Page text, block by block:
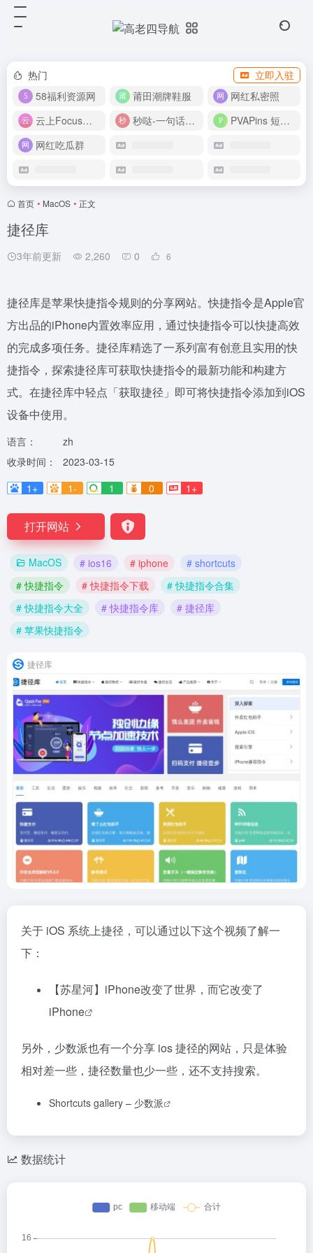
热门
立即入驻
58福利资源网
莆田潮牌鞋服
网红私密照
云上Focus接码平台
秒哒-一句话做应用
PVAPins 短信接码平台
网红吃瓜群
首页 • MacOS • 正文
捷径库
3年前更新 2,260 0 6
捷径库是苹果快捷指令规则的分享网站。快捷指令是Apple官
方出品的iPhone内置效率应用，通过快捷指令可以快捷高效
的完成多项任务。捷径库精选了一系列富有创意且实用的快
捷指令，探索捷径库可获取快捷指令的最新功能和构建方
式。在捷径库中轻点「获取捷径」即可将快捷指令添加到iOS
设备中使用。
语言：
zh
收录时间：
2023-03-15
1+
1- 1 0 1+
打开网站
MacOS # ios16 # iphone
# shortcuts
# 快捷指令
# 快捷指令下载
# 快捷指令合集
# 快捷指令大全
# 快捷指令库
# 捷径库
# 苹果快捷指令
捷径库
关于 iOS 系统上捷径，可以通过以下这个视频了解一
下：
【苏星河】iPhone改变了世界，而它改变了
iPhone
另外，少数派也有一个分享 ios 捷径的网站，只是体验
相对差一些，捷径数量也少一些，还不支持搜索。
Shortcuts gallery – 少数派
数据统计